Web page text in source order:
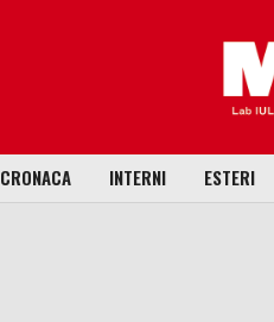
CRONACA INTERNI ESTERI